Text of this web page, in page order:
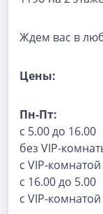
Ждем вас в
Цены:
Пн-Пт:
с 5.00 до 16.00
без VIP-
с VIP-
с 16.00 до 5.00
с VIP-